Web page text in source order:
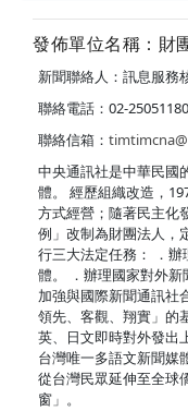
發佈單位名稱：財
新聞聯絡人：訊息服務
聯絡電話：02-25051180
聯絡信箱：
中央通訊社是中華民國
體。 經歷組織改造，
方式經營；隨著民主化
例」改制為財團法人，
行三大法定任務： ．
體。 ．辦理國家對外新
加強與國際新聞通訊社
領先、客觀、翔實」的
英、日文即時對外發出
台灣唯一多語文新聞媒
從台灣民眾延伸至全球
窗」。